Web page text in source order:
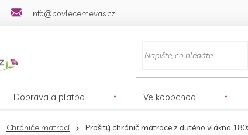
info@povlecemevas.cz
Doprava a platba Velkoobchod
Chrániče matrací Prošitý chránič matrace z dutého vlákna